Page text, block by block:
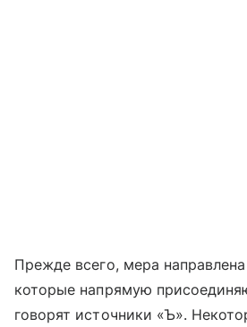
Прежде всего, мера
которые напрямую
говорят источники «Ъ».